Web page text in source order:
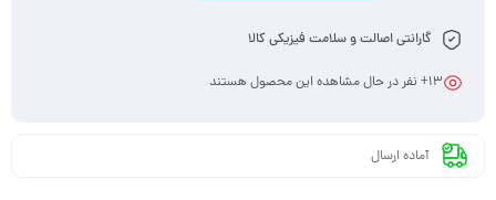
گارانتی اصالت و سلامت فیزیکی کالا
13+ نفر در حال مشاهده این محصول هستند
آماده ارسال